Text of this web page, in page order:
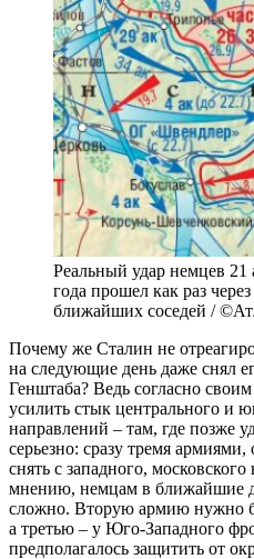
Реальный удар немцев 21
года прошел как раз
ближайших соседей /
Почему же Сталин не
на следующие день даже снял
Генштаба? Ведь согласно
усилить стык центрального и
направлений – там, где позже
серьезно: сразу тремя
снять с западного,
мнению, немцам в ближайшие
сложно. Вторую армию нужно
а третью – у Юго-Западного
предполагалось защитить от